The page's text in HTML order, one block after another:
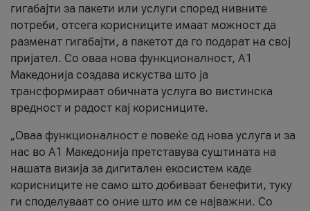
гигабајти за пакети или услуги според нивните
потреби, отсега корисниците имаат можност да
разменат гигабајти, а пакетот да го подарат на свој
пријател. Со оваа нова функционалност, А1
Македонија создава искуства што ја
трансформираат обичната услуга во вистинска
вредност и радост кај корисниците.
„Оваа функционалност е повеќе од нова услуга и за
нас во А1 Македонија претставува суштината на
нашата визија за дигитален екосистем каде
корисниците не само што добиваат бенефити, туку
ги споделуваат со оние што им се најважни. Со